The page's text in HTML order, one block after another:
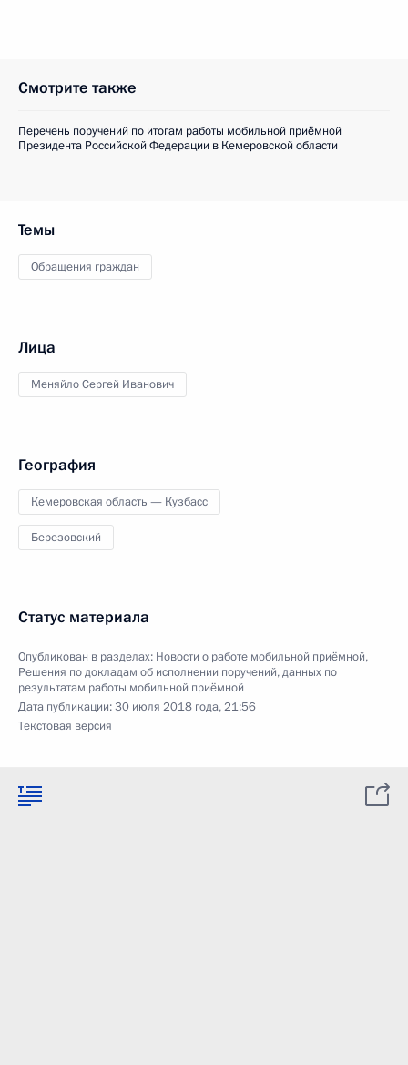
Смотрите также
Перечень поручений по итогам работы мобильной приёмной
Президента Российской Федерации в Кемеровской области
Темы
Обращения граждан
Лица
Меняйло Сергей Иванович
География
Кемеровская область — Кузбасс
Березовский
Статус материала
Опубликован в разделах: Новости о работе мобильной приёмной,
Решения по докладам об исполнении поручений, данных по
результатам работы мобильной приёмной
Дата публикации:30 июля 2018 года, 21:56
Текстовая версия